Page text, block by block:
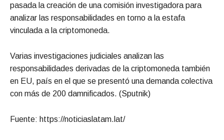
pasada la creación de una comisión investigadora para
analizar las responsabilidades en torno a la estafa
vinculada a la criptomoneda.
Varias investigaciones judiciales analizan las
responsabilidades derivadas de la criptomoneda también
en EU, país en el que se presentó una demanda colectiva
con más de 200 damnificados. (Sputnik)
Fuente: https://noticiaslatam.lat/